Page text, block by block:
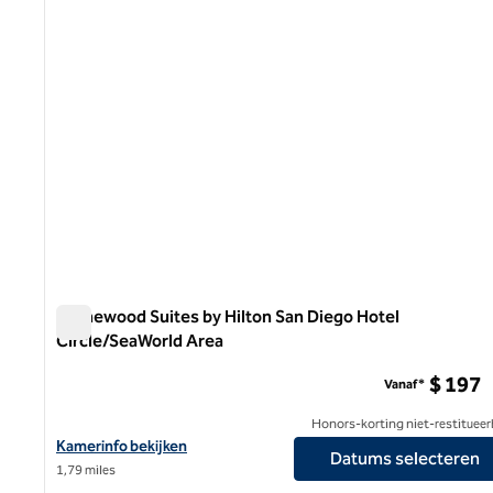
Homewood Suites by Hilton San Diego Hotel
Circle/SeaWorld Area
Bekijk hoteldetails voor Homewood Suites by Hilton San Diego
Kamerinfo bekijken
1,79 miles
Vanaf* $ 197
Honors-korting niet-
Datums selecteren